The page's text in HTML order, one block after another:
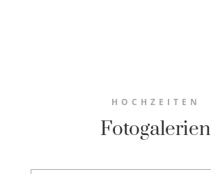
HOCHZEITEN
Fotogalerien